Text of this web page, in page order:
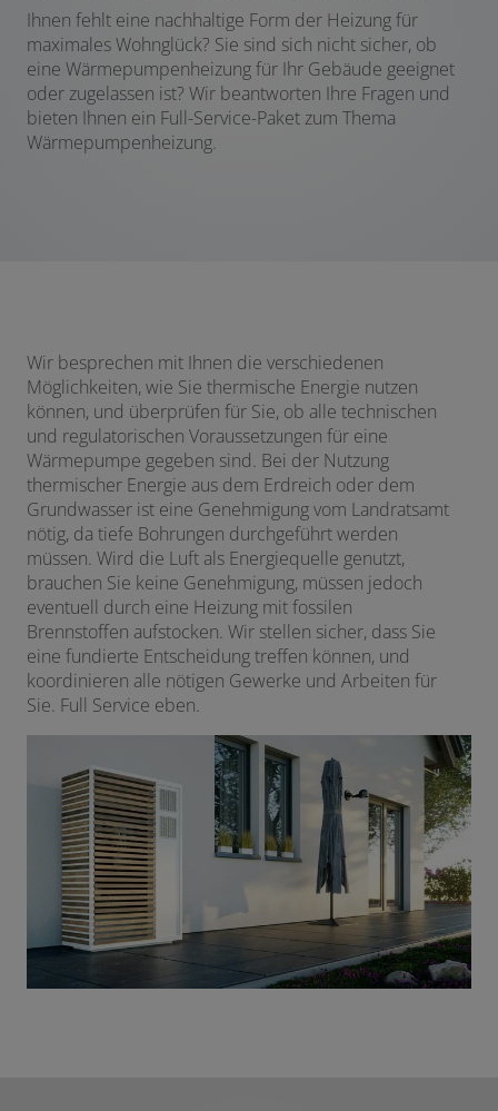
Ihnen fehlt eine nachhaltige Form der Heizung für
maximales Wohnglück? Sie sind sich nicht sicher, ob
eine Wärmepumpenheizung für Ihr Gebäude geeignet
oder zugelassen ist? Wir beantworten Ihre Fragen und
bieten Ihnen ein Full-Service-Paket zum Thema
Wärmepumpenheizung.
Wir besprechen mit Ihnen die verschiedenen
Möglichkeiten, wie Sie thermische Energie nutzen
können, und überprüfen für Sie, ob alle technischen
und regulatorischen Voraussetzungen für eine
Wärmepumpe gegeben sind. Bei der Nutzung
thermischer Energie aus dem Erdreich oder dem
Grundwasser ist eine Genehmigung vom Landratsamt
nötig, da tiefe Bohrungen durchgeführt werden
müssen. Wird die Luft als Energiequelle genutzt,
brauchen Sie keine Genehmigung, müssen jedoch
eventuell durch eine Heizung mit fossilen
Brennstoffen aufstocken. Wir stellen sicher, dass Sie
eine fundierte Entscheidung treffen können, und
koordinieren alle nötigen Gewerke und Arbeiten für
Sie. Full Service eben.